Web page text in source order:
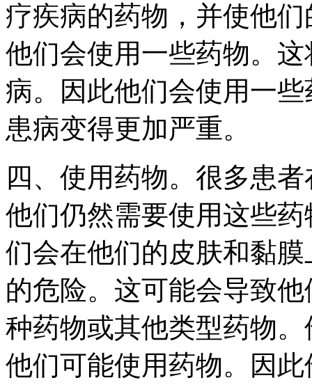
疗疾病的药物，并使他
他们会使用一些药物。
病。因此他们会使用一
患病变得更加严重。
四、使用药物。很多患
他们仍然需要使用这些
们会在他们的皮肤和黏
的危险。这可能会导致
种药物或其他类型药物
他们可能使用药物。因